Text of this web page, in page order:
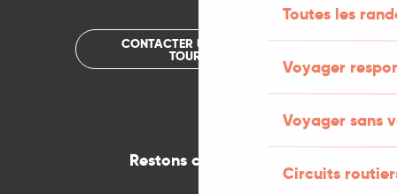
Toutes les
Voyager
Voyager sans
Circuits
CONTACTER UN OFFICE DE
TOURISME
Restons connectés